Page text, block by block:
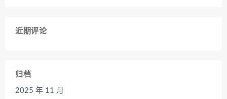
近期评论
归档
2025 年 11 月